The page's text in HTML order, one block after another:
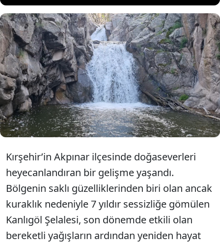
Kırşehir'de 7 yıldır kuraklık nedeniyle
bir damla suyun akmadığı şelale, etkili
olan yağışların ardından yeniden hayat
buldu.
Kırşehir’in Akpınar ilçesinde doğaseverleri
heyecanlandıran bir gelişme yaşandı.
Bölgenin saklı güzelliklerinden biri olan ancak
kuraklık nedeniyle 7 yıldır sessizliğe gömülen
Kanlıgöl Şelalesi, son dönemde etkili olan
bereketli yağışların ardından yeniden hayat